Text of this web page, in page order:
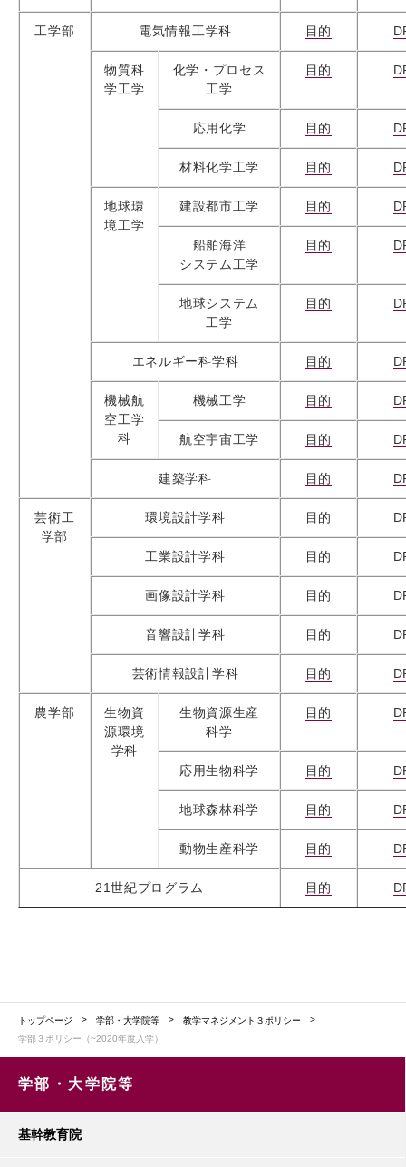
工学部 電気情報工学科 目的
物質科
学工学
化学・プロセス
工学
目的
応用化学 目的
材料化学工学 目的
地球環
境工学
建設都市工学 目的
船舶海洋
システム工学
目的
地球システム
工学
目的
エネルギー科学科 目的
機械航
空工学
科
機械工学 目的
航空宇宙工学 目的
建築学科 目的
芸術工
学部
環境設計学科 目的
工業設計学科 目的
画像設計学科 目的
音響設計学科 目的
芸術情報設計学科 目的
農学部
生物資
源環境
学科
生物資源生産
科学
目的
応用生物科学 目的
地球森林科学 目的
動物生産科学 目的
21世紀プログラム 目的
トップページ 学部・大学院等
教学マネジメント３ポリシー
学部３ポリシー（~2020年度入学）
学部・大学院等
基幹教育院